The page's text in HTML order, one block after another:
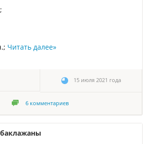
Читать далее»
15 июля 2021 года
6 комментариев